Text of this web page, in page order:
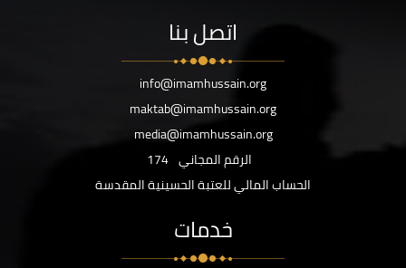
اتصل بنا
info@imamhussain.org
maktab@imamhussain.org
media@imamhussain.org
الرقم المجاني 174
الحساب المالي للعتبة الحسينية المقدسة
خدمات